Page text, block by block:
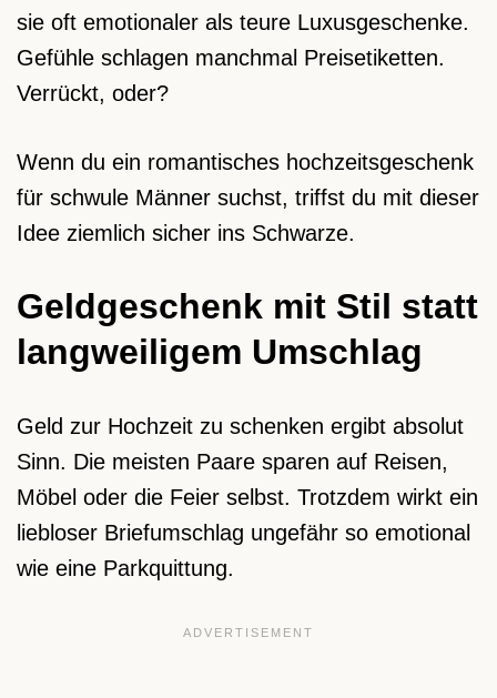
sie oft emotionaler als teure Luxusgeschenke.
Gefühle schlagen manchmal Preisetiketten.
Verrückt, oder?
Wenn du ein romantisches hochzeitsgeschenk
für schwule Männer suchst, triffst du mit dieser
Idee ziemlich sicher ins Schwarze.
Geldgeschenk mit Stil statt
langweiligem Umschlag
Geld zur Hochzeit zu schenken ergibt absolut
Sinn. Die meisten Paare sparen auf Reisen,
Möbel oder die Feier selbst. Trotzdem wirkt ein
liebloser Briefumschlag ungefähr so emotional
wie eine Parkquittung.